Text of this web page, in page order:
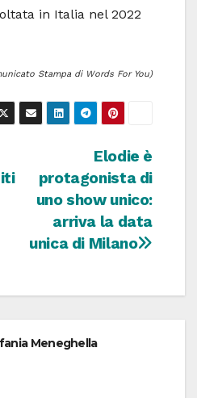
in Italia nel 2022
Stampa di Words For You)
Elodie è
protagonista di
uno show unico:
arriva la data
unica di Milano
Meneghella